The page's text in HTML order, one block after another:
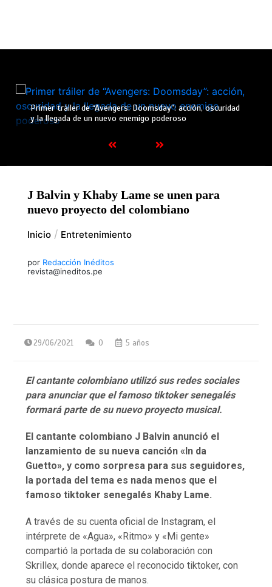
Primer tráiler de “Avengers: Doomsday”: acción, oscuridad
y la llegada de un nuevo enemigo poderoso
J Balvin y Khaby Lame se unen para
nuevo proyecto del colombiano
Inicio Entretenimiento
por Redacción Inéditos
revista@ineditos.pe
29/06/2021 0 5 años
El cantante colombiano utilizó sus redes sociales
para anunciar que el famoso tiktoker senegalés
formará parte de su nuevo proyecto musical.
El cantante colombiano J Balvin anunció el
lanzamiento de su nueva canción «In da
Guetto», y como sorpresa para sus seguidores,
la portada del tema es nada menos que el
famoso tiktoker senegalés Khaby Lame.
A través de su cuenta oficial de Instagram, el
intérprete de «Agua», «Ritmo» y «Mi gente»
compartió la portada de su colaboración con
Skrillex, donde aparece el reconocido tiktoker, con
su clásica postura de manos.